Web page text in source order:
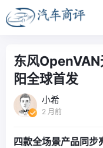
东风
阳全球首发
小希
2 月前
四款全场景产品同步